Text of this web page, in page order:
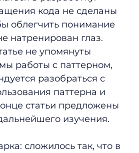
кода не сделаны
облегчить понимание
натренирован глаз.
не упомянуты
работы с паттерном,
разобраться с
паттерна и
статьи предложены
изучения.
сложилось так, что в